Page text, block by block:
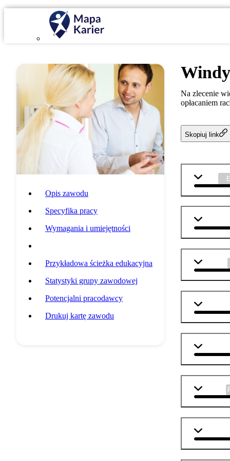
Opis zawodu
Specyfika pracy
Wymagania i umiejętności
Przykładowa ścieżka edukacyjna
Statystyki grupy zawodowej
Potencjalni pracodawcy
Drukuj kartę zawodu
Na zlecenie
opłacaniem
Skopiuj link